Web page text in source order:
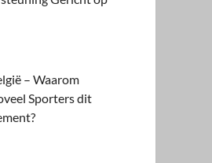
– Waarom
Sporters dit